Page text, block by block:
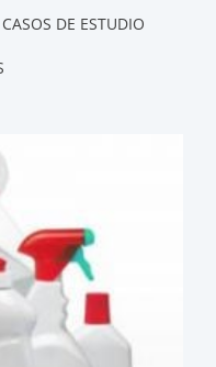
CASOS DE ESTUDIO